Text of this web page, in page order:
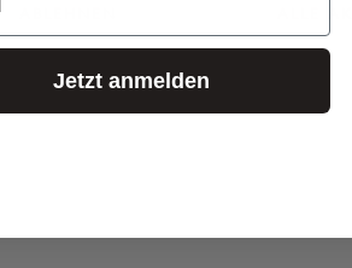
Jetzt anmelden